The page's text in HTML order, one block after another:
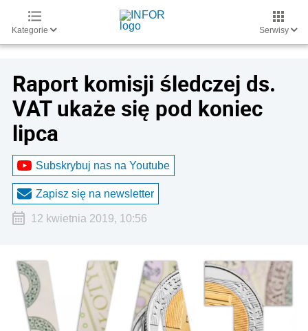
Kategorie Serwisy
Raport komisji śledczej ds.
VAT ukaże się pod koniec
lipca
Subskrybuj nas na Youtube
Zapisz się na newsletter
12 kwietnia 2019, 10:56